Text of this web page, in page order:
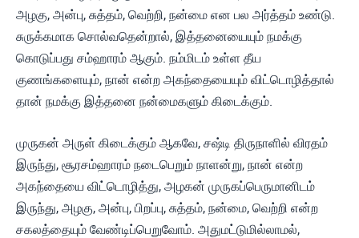
அழகு, அன்பு, சுத்தம், வெற்றி, நன்மை என பல அர்த்தம் உண்டு.
சுருக்கமாக சொல்வதென்றால், இத்தனையையும் நமக்கு
கொடுப்பது சம்ஹாரம் ஆகும். நம்மிடம் உள்ள தீய
குணங்களையும், நான் என்ற அகந்தையையும் விட்டொழித்தால்
தான் நமக்கு இத்தனை நன்மைகளும் கிடைக்கும்.
முருகன் அருள் கிடைக்கும் ஆகவே, சஷ்டி திருநாளில் விரதம்
இருந்து, சூரசம்ஹாரம் நடைபெறும் நாளன்று, நான் என்ற
அகந்தையை விட்டொழித்து, அழகன் முருகப்பெருமானிடம்
இருந்து, அழகு, அன்பு, பிறப்பு, சுத்தம், நன்மை, வெற்றி என்ற
சகலத்தையும் வேண்டிப்பெறுவோம். அதுமட்டுமில்லாமல்,